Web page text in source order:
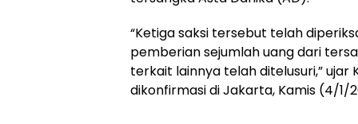
“Ketiga saksi tersebut telah
pemberian sejumlah uang dari
terkait lainnya telah ditelusuri,” ujar
dikonfirmasi di Jakarta, Kamis (4/1/